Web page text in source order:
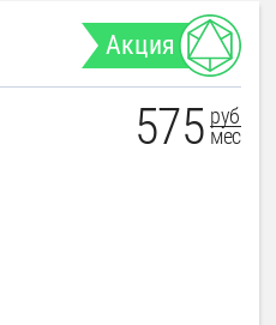
Акция
575 руб
мес